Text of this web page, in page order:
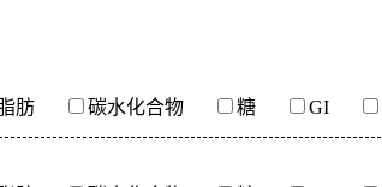
肪 碳水化合物 糖 GI